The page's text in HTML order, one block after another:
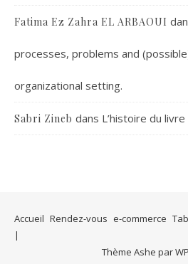
Fatima Ez Zahra EL ARBAOUI
processes, problems and
organizational setting.
Sabri Zineb dans L’histoire du livre
Accueil Rendez-vous e-commerce
Thème Ashe par